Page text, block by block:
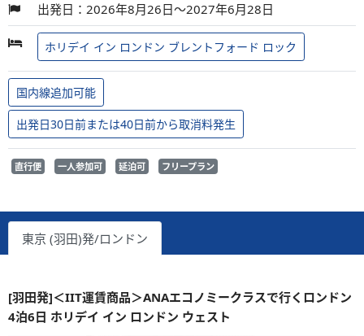
出発日：2026年8月26日～2027年6月28日
ホリデイ イン ロンドン ブレントフォード ロック
国内線追加可能
出発日30日前または40日前から取消料発生
直行便 一人参加可 延泊可 フリープラン
東京 (羽田)発/ロンドン
[羽田発]＜IIT運賃商品＞ANAエコノミークラスで行くロンドン
4泊6日 ホリデイ イン ロンドン ウェスト